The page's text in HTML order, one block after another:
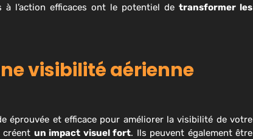
à l’action efficaces ont le potentiel de transformer les
visibilité aérienne
éprouvée et efficace pour améliorer la visibilité de votre
créent un impact visuel fort. Ils peuvent également être